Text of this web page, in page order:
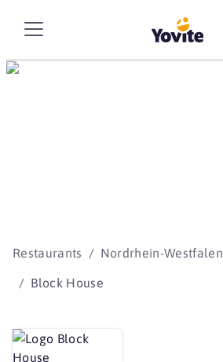
Restaurants Nordrhein-Westfalen
Block House